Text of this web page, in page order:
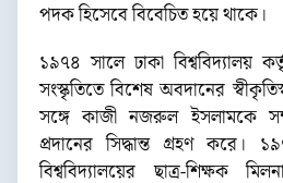
পদক হিসেবে বিবেচিত হয়ে থাকে।
১৯৭৪ সালে ঢাকা বিশ্ববিদ্যালয়
সংস্কৃতিতে বিশেষ অবদানের
সঙ্গে কাজী নজরুল ইসলামকে
প্রদানের সিদ্ধান্ত গ্রহণ করে।
বিশ্ববিদ্যালয়ের ছাত্র-শিক্ষক